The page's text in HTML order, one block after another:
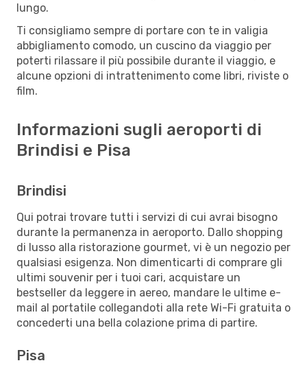
lungo.
Ti consigliamo sempre di portare con te in valigia
abbigliamento comodo, un cuscino da viaggio per
poterti rilassare il più possibile durante il viaggio, e
alcune opzioni di intrattenimento come libri, riviste o
film.
Informazioni sugli aeroporti di
Brindisi e Pisa
Brindisi
Qui potrai trovare tutti i servizi di cui avrai bisogno
durante la permanenza in aeroporto. Dallo shopping
di lusso alla ristorazione gourmet, vi è un negozio per
qualsiasi esigenza. Non dimenticarti di comprare gli
ultimi souvenir per i tuoi cari, acquistare un
bestseller da leggere in aereo, mandare le ultime e-
mail al portatile collegandoti alla rete Wi-Fi gratuita o
concederti una bella colazione prima di partire.
Pisa